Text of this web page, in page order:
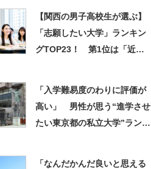
【関西の男子高校生が選ぶ】
「志願したい大学」ランキン
グTOP23！ 第1位は「近畿
「入学難易度のわりに評価が
高い」 男性が思う“進学させ
たい東京都の私立大学”ランキ
「なんだかんだ良いと思える